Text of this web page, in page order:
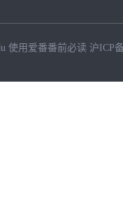
使用爱番番前必读 沪ICP